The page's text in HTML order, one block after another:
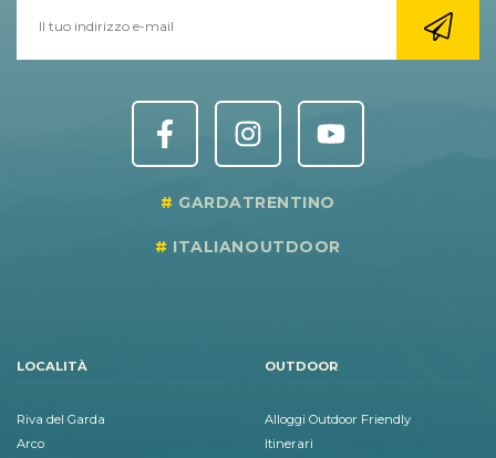
GARDATRENTINO
ITALIANOUTDOOR
LOCALITÀ
Riva del Garda
Arco
OUTDOOR
Alloggi Outdoor Friendly
Itinerari